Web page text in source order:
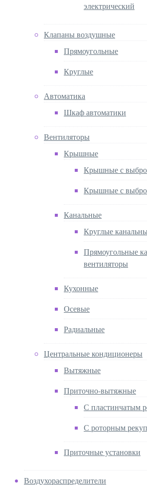
электрический
Клапаны воздушные
Прямоугольные
Круглые
Автоматика
Шкаф автоматики
Вентиляторы
Крышные
Крышные с
Крышные с
Канальные
Круглые
Прямоугольные
вентиляторы
Кухонные
Осевые
Радиальные
Центральные кондиционеры
Вытяжные
Приточно-вытяжные
С пластинчатым
С роторным
Приточные установки
Воздухораспределители